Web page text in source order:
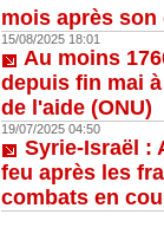
mois après
15/08/2025 18:01
Au moins
depuis fin mai
de l'aide (ONU)
19/07/2025 04:50
Syrie-Israël :
feu après les
combats en